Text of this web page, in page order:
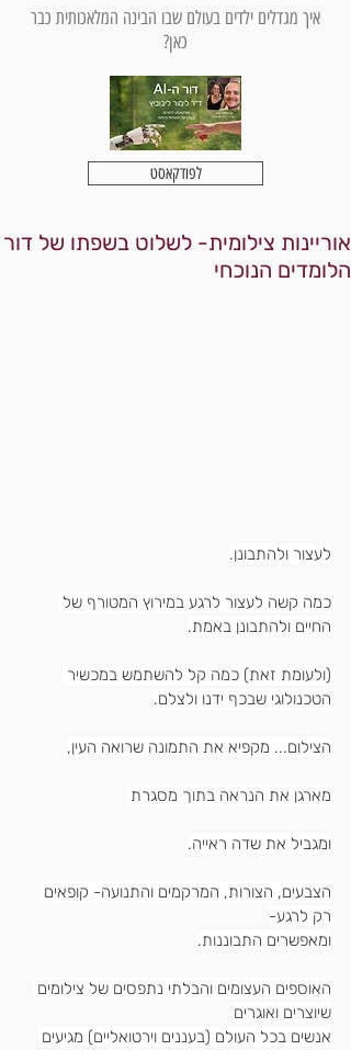
איך מגדלים ילדים בעולם שבו הבינה המלאכותית כבר
כאן?
לפודקאסט
אוריינות צילומית- לשלוט בשפתו של דור
הלומדים הנוכחי
לעצור ולהתבונן.
כמה קשה לעצור לרגע במירוץ המטורף של
החיים ולהתבונן באמת.
(ולעומת זאת) כמה קל להשתמש במכשיר
הטכנולוגי שבכף ידנו ולצלם.
הצילום... מקפיא את התמונה שרואה העין,
מארגן את הנראה בתוך מסגרת
ומגביל את שדה ראייה.
הצבעים, הצורות, המרקמים והתנועה- קופאים
רק לרגע-
ומאפשרים התבוננות.
האוספים העצומים והבלתי נתפסים של צילומים
שיוצרים ואוגרים
אנשים בכל העולם (בעננים וירטואליים) מגיעים